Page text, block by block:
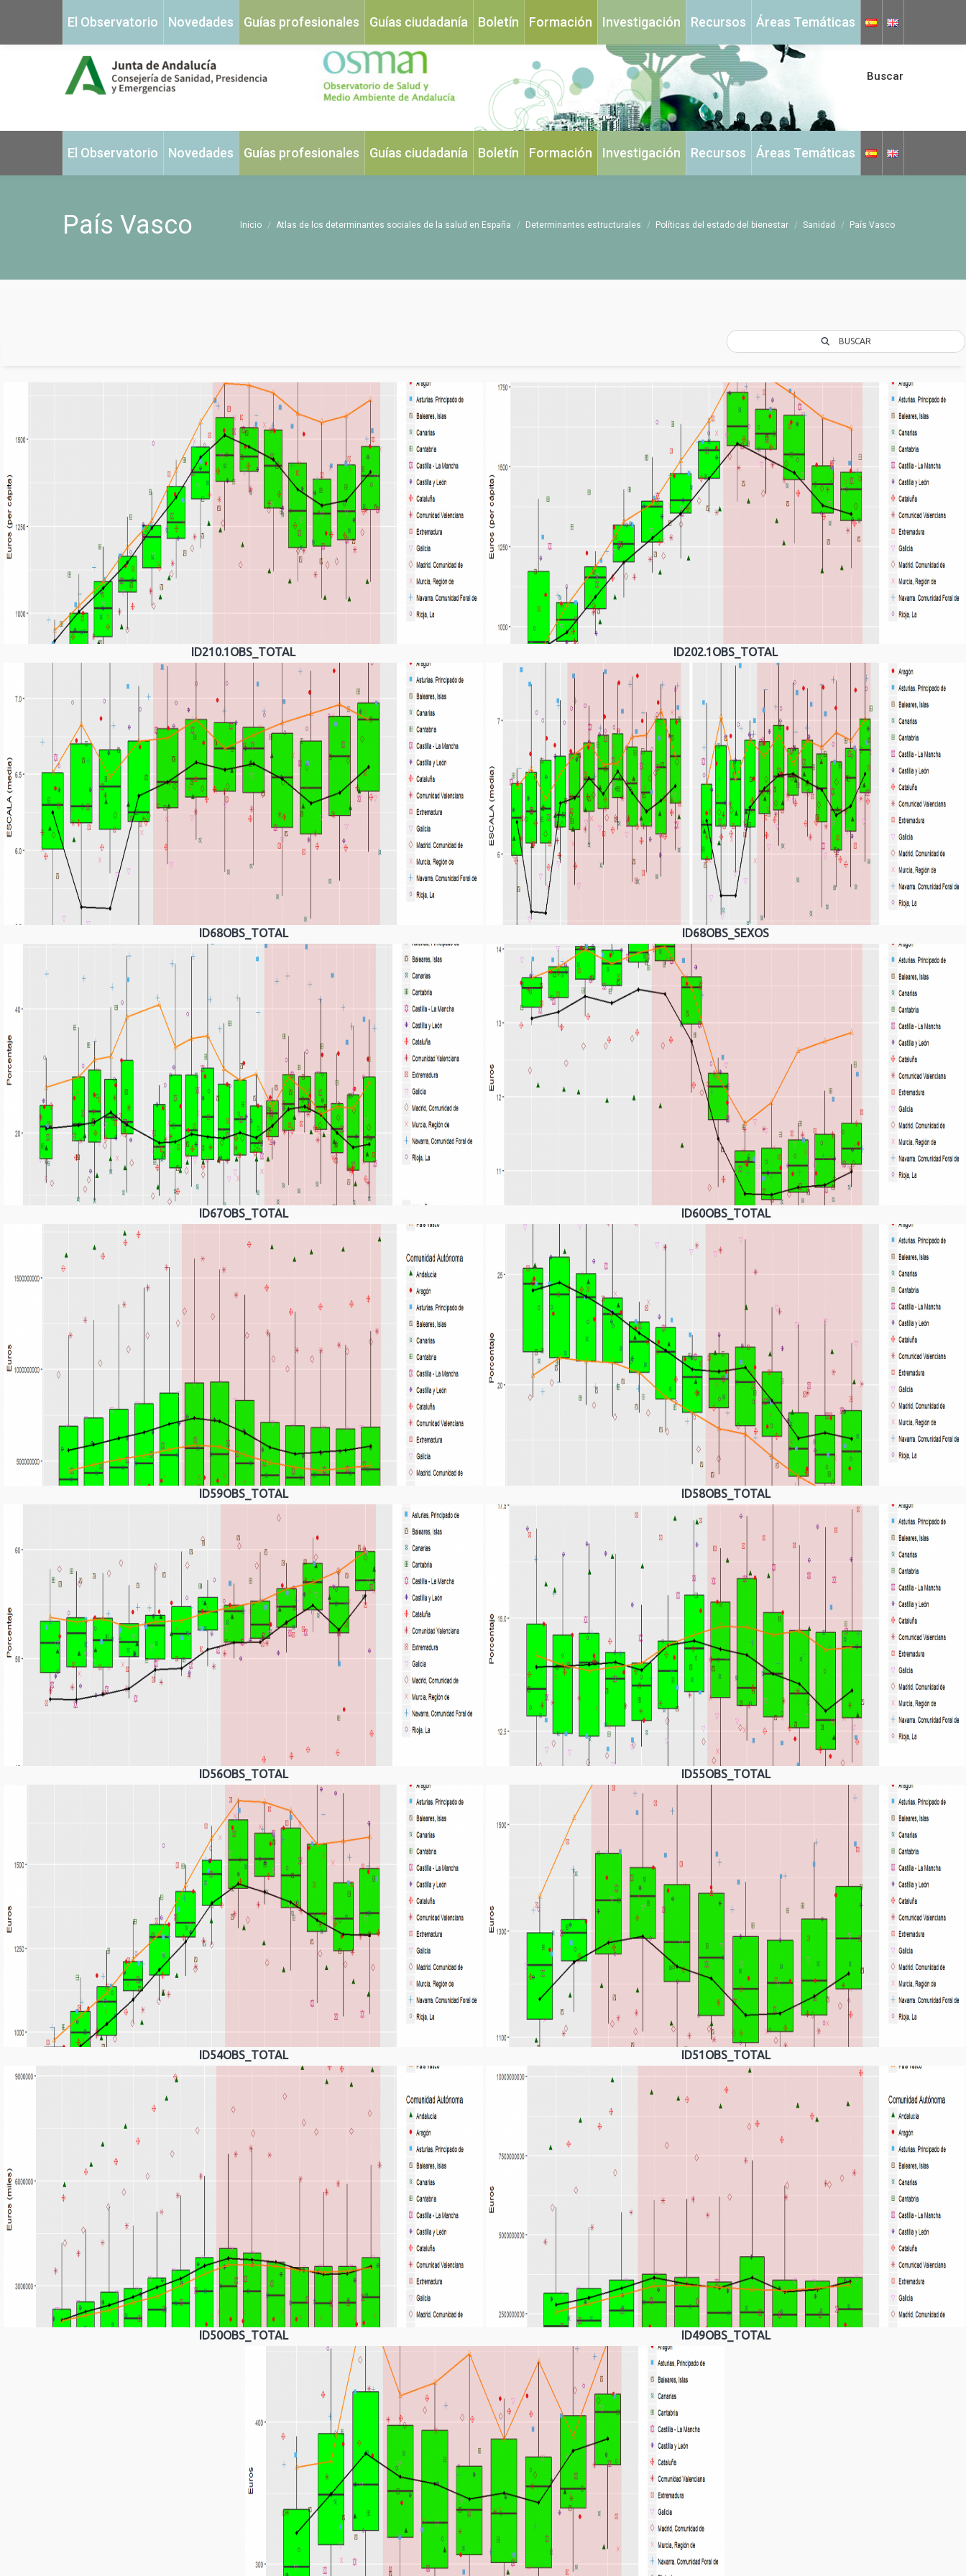
X
in
Instagram
in
Buscar
El Observatorio Novedades Guías profesionales Guías ciudadanía Boletín Formación Investigación Recursos Áreas Temáticas
País Vasco Estás aquí:
Inicio Atlas de los determinantes sociales de la salud en España Determinantes estructurales Políticas del estado del bienestar Sanidad País Vasco
BUSCAR
ID210.1OBS_TOTAL ID202.1OBS_TOTAL
ID68OBS_TOTAL ID68OBS_SEXOS
ID67OBS_TOTAL ID60OBS_TOTAL
ID59OBS_TOTAL ID58OBS_TOTAL
ID56OBS_TOTAL ID55OBS_TOTAL
ID54OBS_TOTAL ID51OBS_TOTAL
ID50OBS_TOTAL ID49OBS_TOTAL
El Observatorio Novedades Guías profesionales Guías ciudadanía Boletín Formación Investigación Recursos Áreas Temáticas